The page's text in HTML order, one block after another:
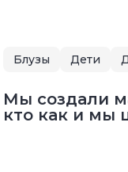
Блузы Дети
Мы создали
кто как и мы